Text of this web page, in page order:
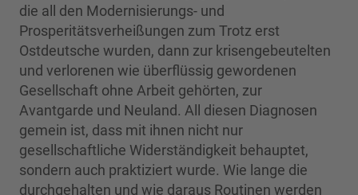
die all den Modernisierungs- und
Prosperitätsverheißungen zum Trotz erst
Ostdeutsche wurden, dann zur krisengebeutelten
und verlorenen wie überflüssig gewordenen
Gesellschaft ohne Arbeit gehörten, zur
Avantgarde und Neuland. All diesen Diagnosen
gemein ist, dass mit ihnen nicht nur
gesellschaftliche Widerständigkeit behauptet,
sondern auch praktiziert wurde. Wie lange die
durchgehalten und wie daraus Routinen werden